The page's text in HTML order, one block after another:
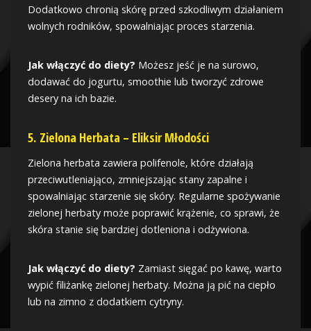
Dodatkowo chronią skórę przed szkodliwym działaniem
wolnych rodników, spowalniając proces starzenia.
Jak włączyć do diety? Możesz jeść je na surowo,
dodawać do jogurtu, smoothie lub tworzyć zdrowe
desery na ich bazie.
5. Zielona Herbata – Eliksir Młodości
Zielona herbata zawiera polifenole, które działają
przeciwutleniająco, zmniejszając stany zapalne i
spowalniając starzenie się skóry. Regularne spożywanie
zielonej herbaty może poprawić krążenie, co sprawi, że
skóra stanie się bardziej dotleniona i odżywiona.
Jak włączyć do diety? Zamiast sięgać po kawę, warto
wypić filiżankę zielonej herbaty. Można ją pić na ciepło
lub na zimno z dodatkiem cytryny.